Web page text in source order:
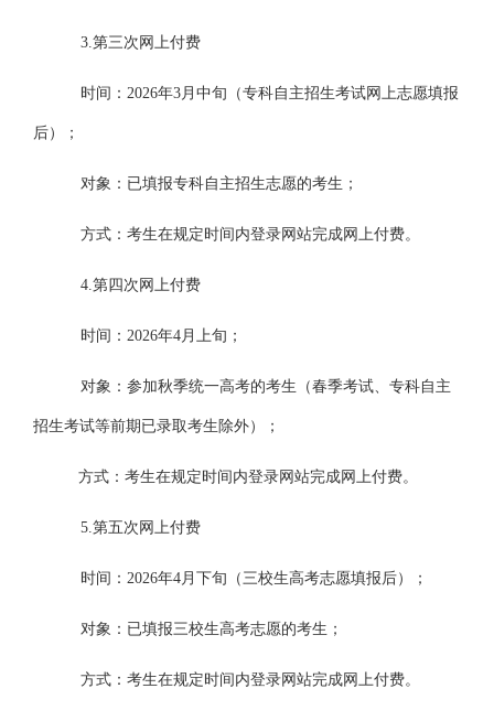
3.第三次网上付费
时间： 2026年3月中旬（专科自主招生考试网上志愿填报
后）；
对象：已填报专科自主招生志愿的考生；
方式：考生在规定时间内登录网站完成网上付费。
4.第四次网上付费
时间： 2026年4月上旬；
对象： 参加秋季统一高考的考生（春季考试、专科自主
招生考试等前期已录取考生除外） ；
方式：考生在规定时间内登录网站完成网上付费。
5.第五次网上付费
时间： 2026年4月下旬（三校生高考志愿填报后）；
对象：已填报三校生高考志愿的考生；
方式：考生在规定时间内登录网站完成网上付费。